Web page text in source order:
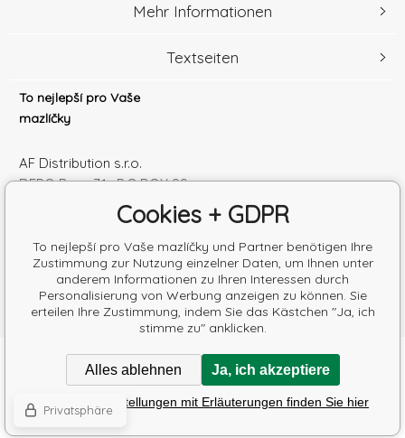
To nejlepší pro Vaše
mazlíčky
AF Distribution s.r.o.
DEPO Brno 71 , P.O.BOX 99
Česká republika
Handelsregister Nr.: 52010180
Steuernum.: SK2120864328
Mehr Informationen
Textseiten
Copyright © 2026 AF Distribution s.r.o.
Alle Rechte vorbehalten.
Eshops & webseiten BINARGON.cz-Lageplan
Poradíme s výběrem krmiva
Cookies + GDPR
To nejlepší pro Vaše mazlíčky und Partner benötigen Ihre
Zustimmung zur Nutzung einzelner Daten, um Ihnen unter
anderem Informationen zu Ihren Interessen durch
Personalisierung von Werbung anzeigen zu können. Sie
erteilen Ihre Zustimmung, indem Sie das Kästchen "Ja, ich
stimme zu" anklicken.
Alles ablehnen Ja, ich akzeptiere
Detaillierte Einstellungen mit Erläuterungen finden Sie hier
Privatsphäre